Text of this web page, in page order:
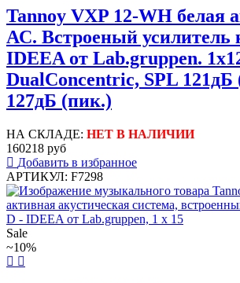
Tannoy VXP 12-WH белая
АС. Встроеный усилитель
IDEEA от Lab.gruppen.
DualConcentric, SPL 121дБ
127дБ (пик.)
НА СКЛАДЕ: НЕТ В НАЛИЧИИ
160218 руб
Добавить в избранное
АРТИКУЛ: F7298
Sale
~10%